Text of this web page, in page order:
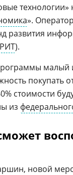
».
развития
).
малый
покупать
стоимости
из
новой